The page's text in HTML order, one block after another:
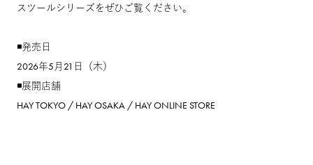
スツールシリーズをぜひご覧ください。
◾️発売日
2026年5月21日（木）
◾️展開店舗
HAY TOKYO / HAY OSAKA / HAY ONLINE STORE